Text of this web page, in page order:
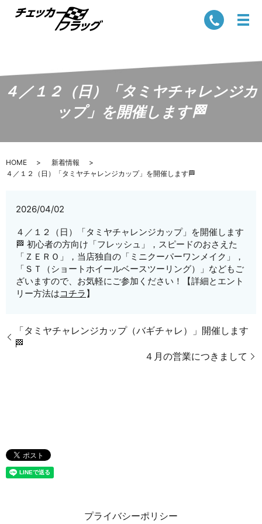
４／１２（日）「タミヤチャレンジカ
ップ」を開催します🏁
HOME
新着情報
４／１２（日）「タミヤチャレンジカップ」を開催します🏁
2026/04/02
４／１２（日）「タミヤチャレンジカップ」を開催します
🏁 初心者の方向け「フレッシュ」，スピードのおさえた
「ＺＥＲＯ」，当店独自の「ミニクーパーワンメイク」，
「ＳＴ（ショートホイールベースツーリング）」などもご
ざいますので、お気軽にご参加ください！【詳細とエント
リー方法はコチラ 】
「タミヤチャレンジカップ（バギチャレ）」開催します
🏁
４月の営業につきまして
プライバシーポリシー